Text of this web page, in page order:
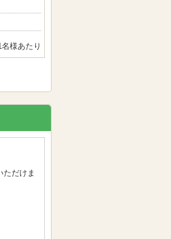
様あたり
ただけま